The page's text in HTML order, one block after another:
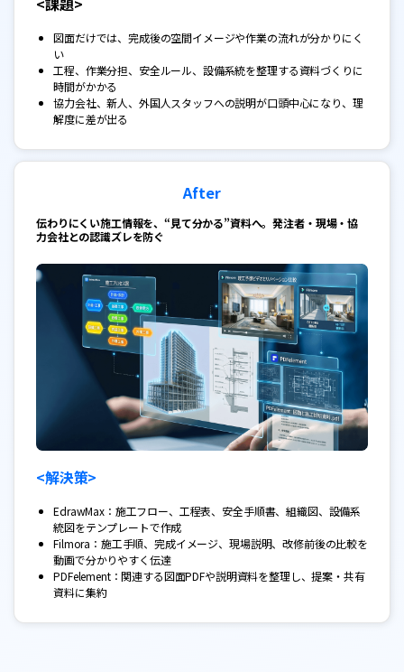
図面だけでは、完成後の空間イメージや作業の流れが分かりにく
い
工程、作業分担、安全ルール、設備系統を整理する資料づくりに
時間がかかる
協力会社、新人、外国人スタッフへの説明が口頭中心になり、理
解度に差が出る
After
伝わりにくい施工情報を、“見て分かる”資料へ。発注者・現場・協
力会社との認識ズレを防ぐ
<解決策>
EdrawMax：施工フロー、工程表、安全手順書、組織図、設備系
統図をテンプレートで作成
Filmora：施工手順、完成イメージ、現場説明、改修前後の比較を
動画で分かりやすく伝達
PDFelement：関連する図面PDFや説明資料を整理し、提案・共有
資料に集約